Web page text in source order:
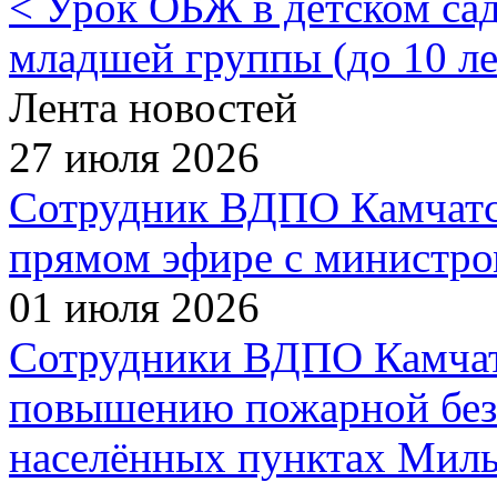
младшей группы (до 10
Лента новостей
27 июля 2026
Сотрудник ВДПО
прямом эфире с
01 июля 2026
Сотрудники ВДПО
повышению пожарной
населённых пунктах